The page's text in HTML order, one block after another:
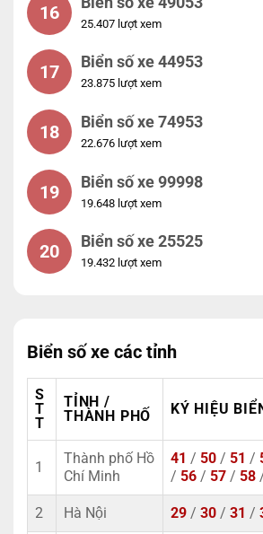
16
25.407 lượt xem
17 Biển số xe 44953
23.875 lượt xem
18 Biển số xe 74953
22.676 lượt xem
19 Biển số xe 99998
19.648 lượt xem
20 Biển số xe 25525
19.432 lượt xem
Biển số xe các tỉnh
S
T
T
TỈNH /
THÀNH PHỐ
KÝ HIỆU
1
Thành phố Hồ
Chí Minh
41 / 50 / 51 /
/ 56 / 57 / 58
2 Hà Nội 29 / 30 / 31 /